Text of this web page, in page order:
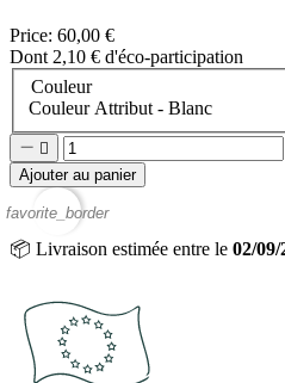
Price: 60,00 €
Dont 2,10 € d'éco-participation
Couleur
Couleur Attribut - Blanc
 
Ajouter au panier
favorite_border
📦 Livraison estimée entre le 02/09/